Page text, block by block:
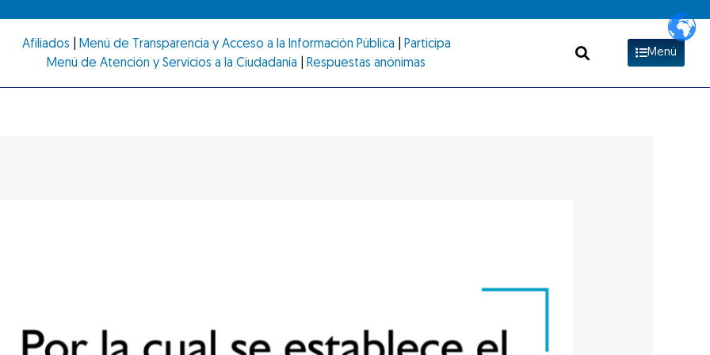
Afiliados Menú de Transparencia y Acceso a la Información Pública
Participa
Menú de Atención y Servicios a la Ciudadanía
Respuestas anónimas
Menú